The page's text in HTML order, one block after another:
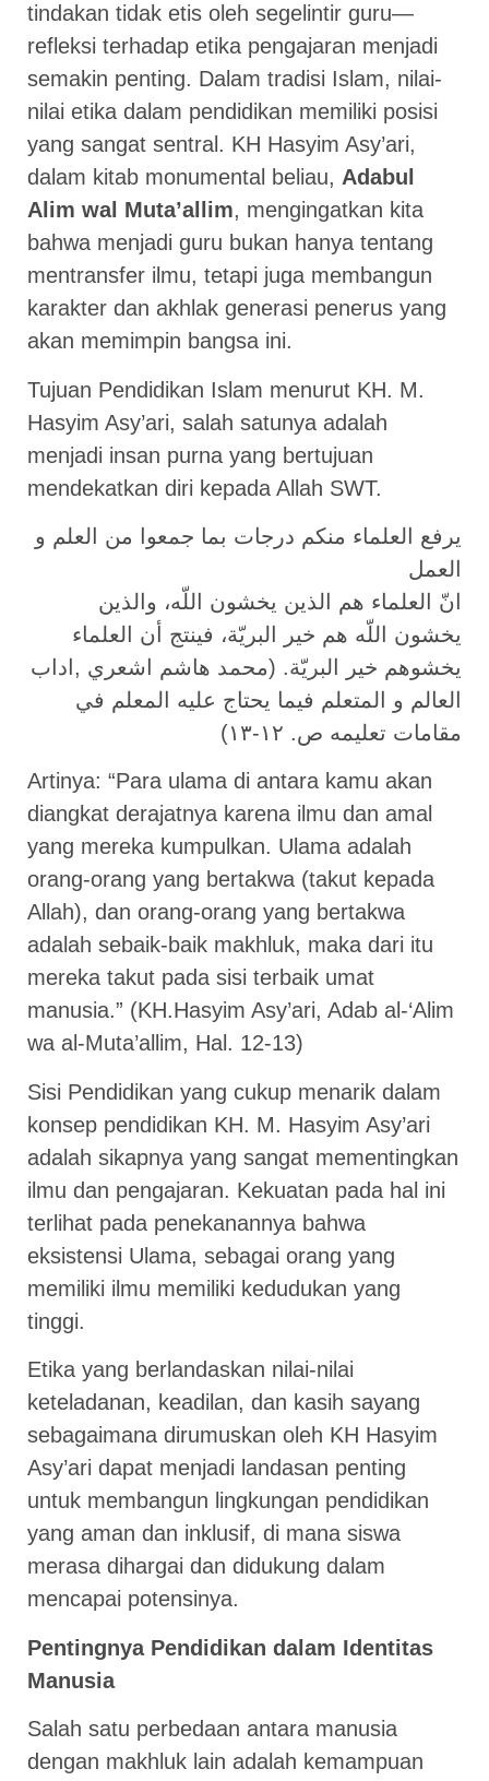
tindakan tidak etis oleh segelintir guru—
refleksi terhadap etika pengajaran menjadi
semakin penting. Dalam tradisi Islam, nilai-
nilai etika dalam pendidikan memiliki posisi
yang sangat sentral. KH Hasyim Asy’ari,
dalam kitab monumental beliau, Adabul
Alim wal Muta’allim, mengingatkan kita
bahwa menjadi guru bukan hanya tentang
mentransfer ilmu, tetapi juga membangun
karakter dan akhlak generasi penerus yang
akan memimpin bangsa ini.
Tujuan Pendidikan Islam menurut KH. M.
Hasyim Asy’ari, salah satunya adalah
menjadi insan purna yang bertujuan
mendekatkan diri kepada Allah SWT.
يرفع العلماء منكم درجات بما جمعوا من العلم و
العمل
انّ العلماء هم الذين يخشون اللّه، والذين
يخشون اللّه هم خير البريّة، فينتج أن العلماء
يخشوهم خير البريّة. (محمد هاشم اشعري ,اداب
العالم و المتعلم فيما يحتاج عليه المعلم في
مقامات تعليمه ص. ١٢-١٣)
Artinya: “Para ulama di antara kamu akan
diangkat derajatnya karena ilmu dan amal
yang mereka kumpulkan. Ulama adalah
orang-orang yang bertakwa (takut kepada
Allah), dan orang-orang yang bertakwa
adalah sebaik-baik makhluk, maka dari itu
mereka takut pada sisi terbaik umat
manusia.” (KH.Hasyim Asy’ari, Adab al-‘Alim
wa al-Muta’allim, Hal. 12-13)
Sisi Pendidikan yang cukup menarik dalam
konsep pendidikan KH. M. Hasyim Asy’ari
adalah sikapnya yang sangat mementingkan
ilmu dan pengajaran. Kekuatan pada hal ini
terlihat pada penekanannya bahwa
eksistensi Ulama, sebagai orang yang
memiliki ilmu memiliki kedudukan yang
tinggi.
Etika yang berlandaskan nilai-nilai
keteladanan, keadilan, dan kasih sayang
sebagaimana dirumuskan oleh KH Hasyim
Asy’ari dapat menjadi landasan penting
untuk membangun lingkungan pendidikan
yang aman dan inklusif, di mana siswa
merasa dihargai dan didukung dalam
mencapai potensinya.
Pentingnya Pendidikan dalam Identitas
Manusia
Salah satu perbedaan antara manusia
dengan makhluk lain adalah kemampuan